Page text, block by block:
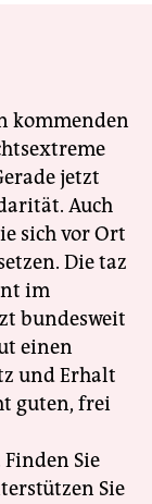
kommenden
jetzt
Auch
sich vor Ort
Die taz
im
bundesweit
einen
und Erhalt
guten, frei
Sie
Sie